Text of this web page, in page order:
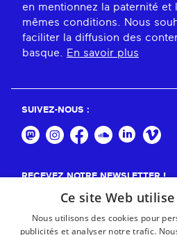
en mentionnez la paternité et
mêmes conditions. Nous
faciliter la diffusion des
basque.
En savoir plus
SUIVEZ-NOUS :
RECEVEZ NOTRE NEWSLETTER !
Ce site Web
Nous utilisons des cookies pour
publicités et analyser notre trafic.